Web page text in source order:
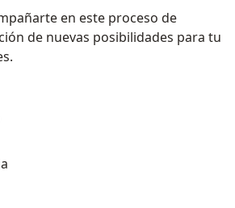
en este proceso de
de nuevas posibilidades para tu